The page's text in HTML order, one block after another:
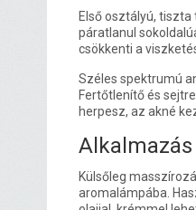
Első osztályú,
páratlanul
csökkenti a
Széles spektrumú
Fertőtlenítő és
herpesz, az akné
Alkalmazás
Külsőleg
aromalámpába.